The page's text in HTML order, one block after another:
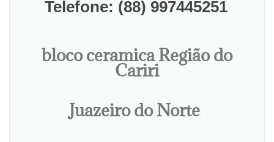
Telefone: (88) 997445251
bloco ceramica Região do
Cariri
Juazeiro do Norte